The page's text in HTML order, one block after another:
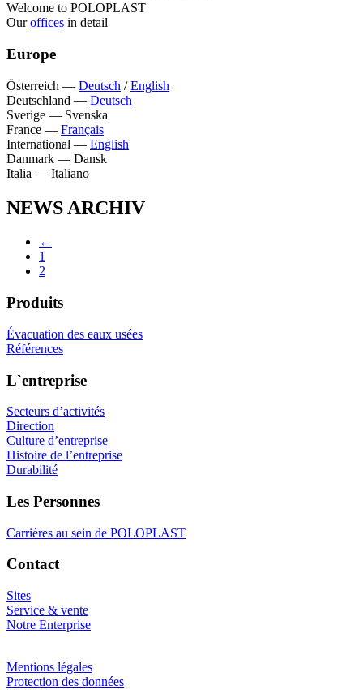
Welcome to POLOPLAST
Ouroffices in detail
Europe
Österreich — Deutsch /English
Deutschland — Deutsch
Sverige — Svenska
France — Français
International — English
Danmark — Dansk
Italia — Italiano
NEWS ARCHIV
←
1
2
Produits
Évacuation des eaux usées
Références
L`entreprise
Secteurs d’activités
Direction
Culture d’entreprise
Histoire de l’entreprise
Durabilité
Les Personnes
Carrières au sein de POLOPLAST
Contact
Sites
Service & vente
Notre Enterprise
Mentions légales
Protection des données